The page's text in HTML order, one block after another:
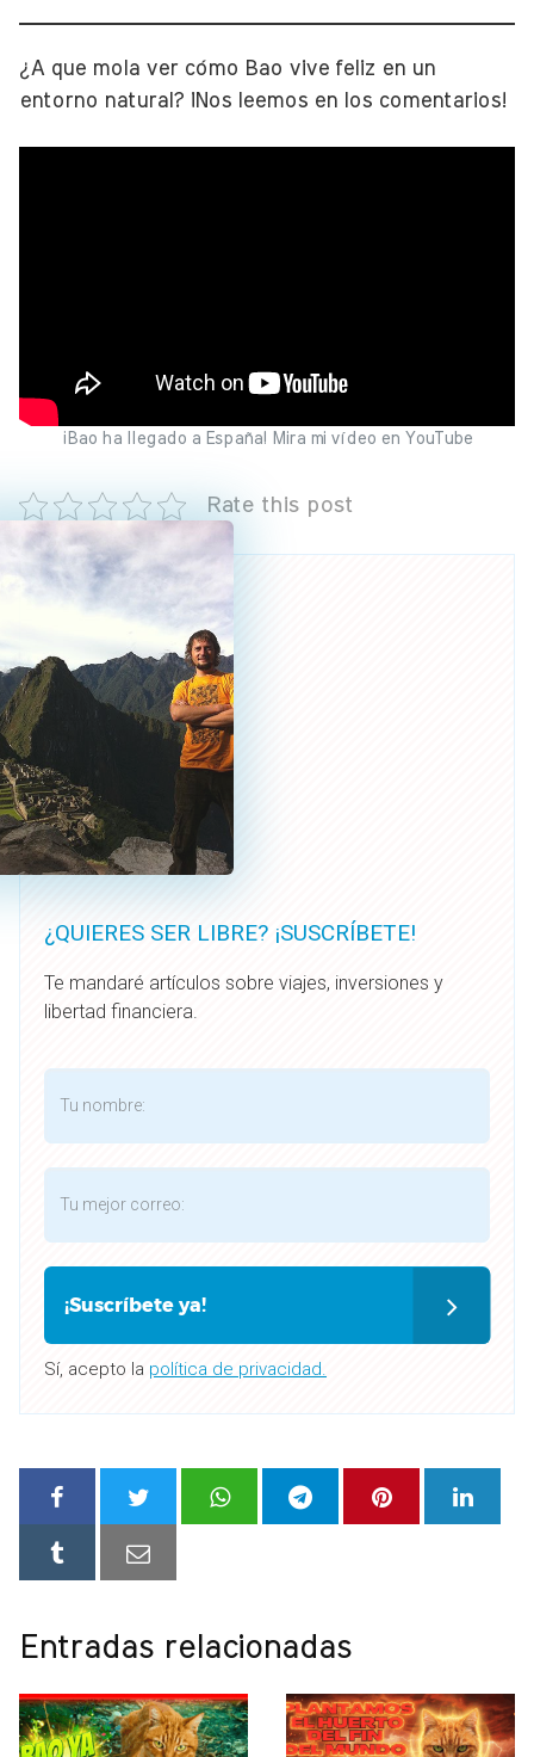
¿A que mola ver cómo Bao vive feliz en un
entorno natural? ¡Nos leemos en los comentarios!
¡Bao ha llegado a España! Mira mi vídeo en YouTube
Rate this post
¿QUIERES SER LIBRE? ¡SUSCRÍBETE!
Te mandaré artículos sobre viajes, inversiones y
libertad financiera.
¡Suscríbete ya!
Sí, acepto la política de privacidad.
Entradas relacionadas